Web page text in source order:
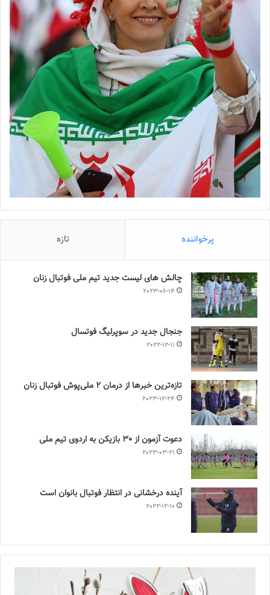
با فوتبالز همراه شوید ◾️فوتبالز
را در اینستاگرام دنبال کنید
footballs.women@
برچسب ها زنان سایپا فاطمه شریف فوتسال زنان
پرخواننده تازه
چالش هاى ليست جدید تيم ملى فوتبال زنان
2023-06-14
جنجال جدید در سوپرلیگ فوتسال
2022-12-11
تازه‌ترین خبرها از درمان ۲ ملی‌پوش فوتبال زنان
2023-12-24
دعوت آزمون از 30 بازیکن به اردوی تیم ملی
2023-03-21
آینده درخشانی در انتظار فوتبال بانوان است
2022-12-10